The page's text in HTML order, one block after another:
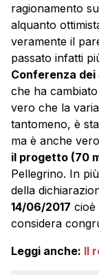
ragionamento
alquanto
veramente il
passato infatti
Conferenza
che ha
vero che la
tantomeno, è
ma è anche
il progetto (70
Pellegrino. In
della
14/06/2017 cioè
considera
Leggi anche: Il